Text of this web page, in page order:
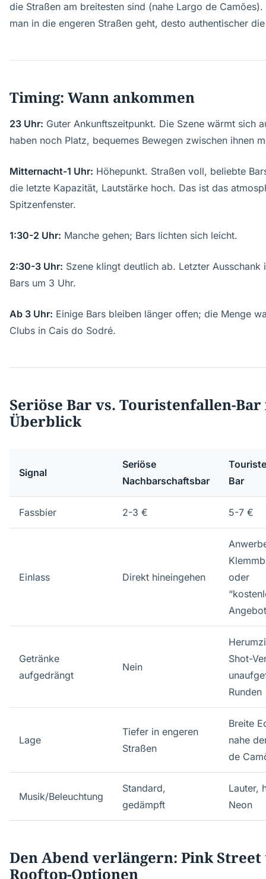
die Straßen am breitesten sind (nahe Largo de
man in die engeren Straßen geht, desto authentischer
Timing: Wann ankommen
23 Uhr: Guter Ankunftszeitpunkt. Die Szene wärmt sich
haben noch Platz, bequemes Bewegen zwischen ihnen
Mitternacht-1 Uhr: Höhepunkt. Straßen voll, beliebte
die letzte Kapazität, Lautstärke hoch. Das ist das
Spitzenfenster.
1:30-2 Uhr: Manche gehen; Bars lichten sich leicht.
2:30-3 Uhr: Szene klingt deutlich ab. Letzter Ausschank
Bars um 3 Uhr.
Ab 3 Uhr: Einige Bars bleiben länger offen; die Menge
Clubs in Cais do Sodré.
Seriöse Bar vs. Touristenfallen-Bar
Überblick
Signal
Seriöse
Nachbarschaftsbar
Bar
Fassbier 2-3 € 5-7 €
Einlass Direkt hineingehen
oder
Angebot
Getränke
aufgedrängt
Nein
Shot-
Runden
Lage
Tiefer in engeren
Straßen
Breite
nahe
de
Musik/Beleuchtung
Standard,
gedämpft
Lauter,
Neon
Den Abend verlängern: Pink Street
Rooftop-Optionen